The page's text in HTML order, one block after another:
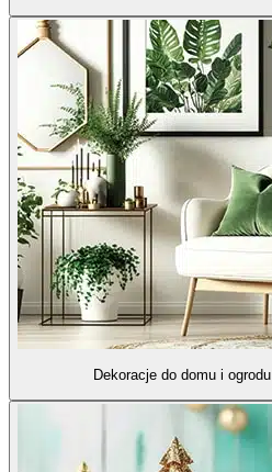
Dekoracje do domu i ogrodu